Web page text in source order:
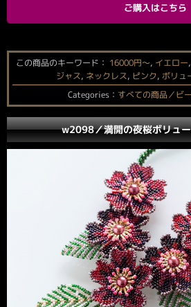
ご購入はこちら
この商品のキーワード： 16000円〜, イエロー,
ジャス, ネックレス, ピンク, ボリュ
Categories： すべての商品／ビ
w2098／満開の夜桜ボリュ